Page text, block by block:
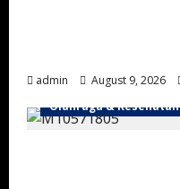
admin August 9, 2026
Olahraga & Kesehatan